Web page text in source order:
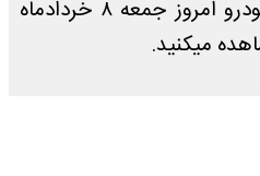
قیمت محصولات ایران‌خودرو امروز جمعه ۸ خردادماه